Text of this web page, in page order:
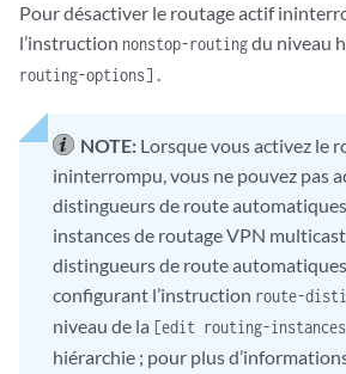
Pour désactiver le routage actif
l’instruction nonstop-routingdu niveau
routing-options] .
NOTE: Lorsque vous activez le
ininterrompu, vous ne pouvez pas
distingueurs de route
instances de routage VPN
distingueurs de route
configurant l’instruction route-
niveau de la [edit routing-instances
hiérarchie ; pour plus